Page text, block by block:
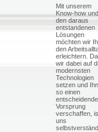
Mit unserem
Know-how und
den daraus
entstandenen
Lösungen
möchten wir
den
erleichtern.
wir dabei auf
modernsten
Technologien
setzen und
so einen
Vorsprung
verschaffen,
uns